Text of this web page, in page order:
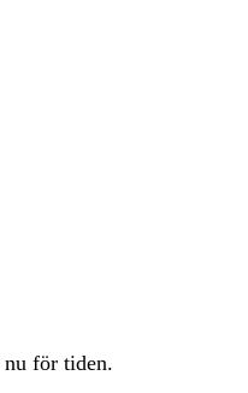
nu för tiden.